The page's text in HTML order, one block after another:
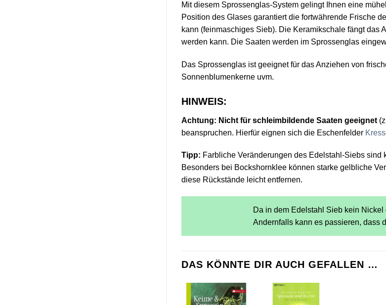
Mit diesem Sprossenglas-System gelingt Ihnen eine
Position des Glases garantiert die fortwährende Frische
kann (feinmaschiges Sieb). Die Keramikschale fängt das
werden kann. Die Saaten werden im Sprossenglas
Das Sprossenglas ist geeignet für das Anziehen von
Sonnenblumenkerne uvm.
HINWEIS:
Achtung: Nicht für schleimbildende Saaten geeignet
beanspruchen. Hierfür eignen sich die Eschenfelder
Tipp: Farbliche Veränderungen des Edelstahl-Siebs sind
Besonders bei Bockshornklee können starke gelbliche
diese Rückstände leicht entfernen.
Da in dem Edelstahl Sieb kein
Andernfalls kann es passieren, dass
DAS KÖNNTE DIR AUCH GEFALLEN …